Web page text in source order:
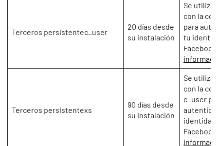
Terceros persistentec_user
20 días desde
su instalación
Se utiliza
con la
para
tu
Terceros persistentexs
90 días desde
su instalación
Se utiliza
con la
c_user
identidad